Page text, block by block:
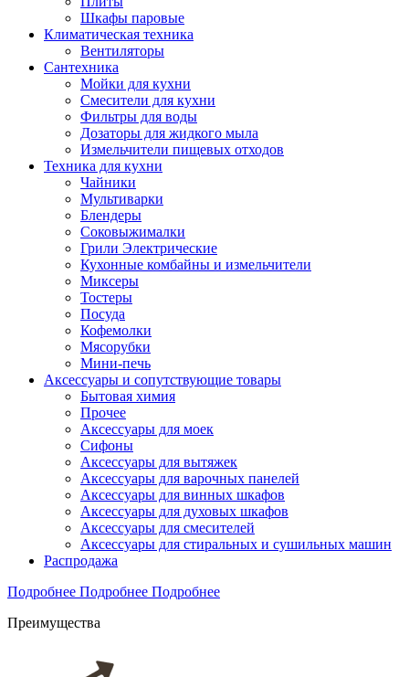
Шкафы паровые
Климатическая техника
Вентиляторы
Сантехника
Мойки для кухни
Смесители для кухни
Фильтры для воды
Дозаторы для жидкого мыла
Измельчители пищевых отходов
Техника для кухни
Чайники
Мультиварки
Блендеры
Соковыжималки
Грили Электрические
Кухонные комбайны и измельчители
Миксеры
Тостеры
Посуда
Кофемолки
Мясорубки
Мини-печь
Аксессуары и сопутствующие товары
Бытовая химия
Прочее
Аксессуары для моек
Сифоны
Аксессуары для вытяжек
Аксессуары для варочных панелей
Аксессуары для винных шкафов
Аксессуары для духовых шкафов
Аксессуары для смесителей
Аксессуары для стиральных и сушильных машин
Распродажа
Подробнее Подробнее Подробнее
Преимущества